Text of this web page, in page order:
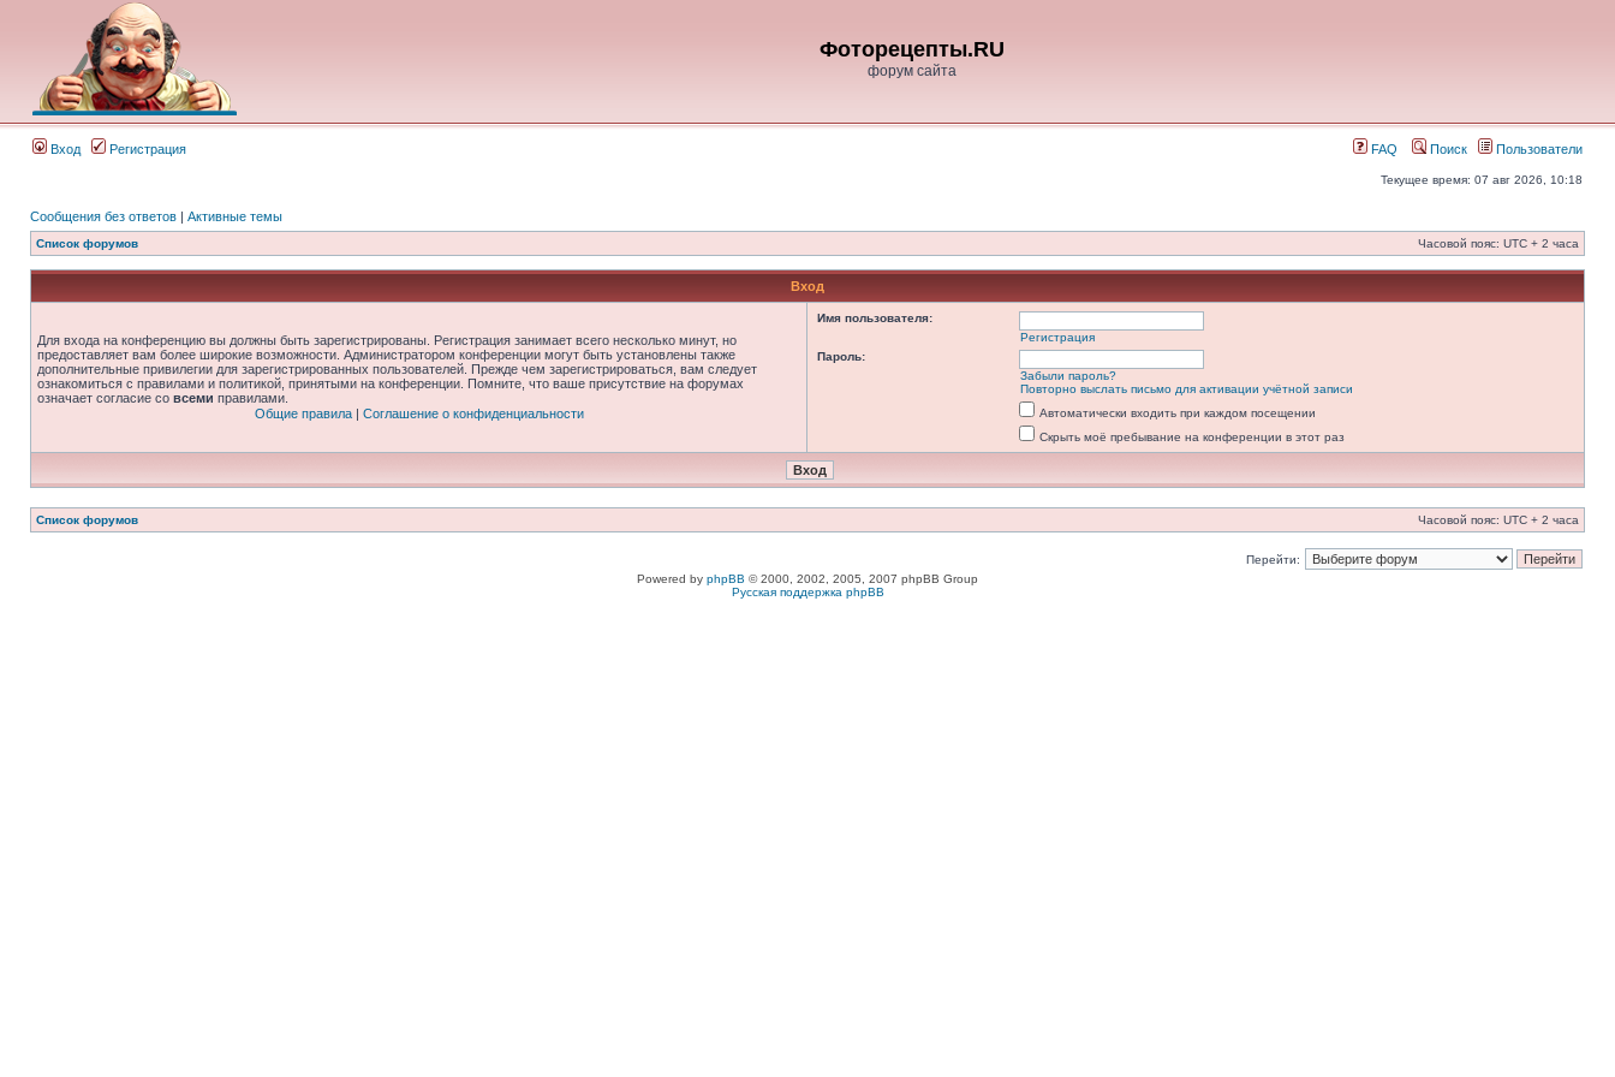
Фоторецепты.RU
форум сайта
Вход Регистрация FAQ Поиск Пользователи
Текущее время: 07 авг 2026, 10:18
Сообщения без ответов | Активные темы
Список форумов Часовой пояс: UTC + 2 часа
Вход
Для входа на конференцию вы должны быть зарегистрированы. Регистрация занимает всего несколько минут, но
предоставляет вам более широкие возможности. Администратором конференции могут быть установлены также
дополнительные привилегии для зарегистрированных пользователей. Прежде чем зарегистрироваться, вам следует
ознакомиться с правилами и политикой, принятыми на конференции. Помните, что ваше присутствие на форумах
означает согласие со всеми правилами.
Общие правила| Соглашение о конфиденциальности
Имя пользователя:
Регистрация
Пароль:
Забыли пароль?
Повторно выслать письмо для активации учётной записи
Автоматически входить при каждом посещении
Скрыть моё пребывание на конференции в этот раз
Список форумов Часовой пояс: UTC + 2 часа
Перейти:
Powered by phpBB © 2000, 2002, 2005, 2007 phpBB Group
Русская поддержка phpBB